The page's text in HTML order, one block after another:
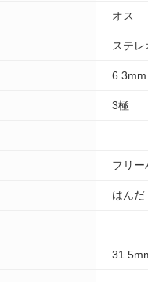
オス
ステレ
6.3mm
3極
フリー
はんだ